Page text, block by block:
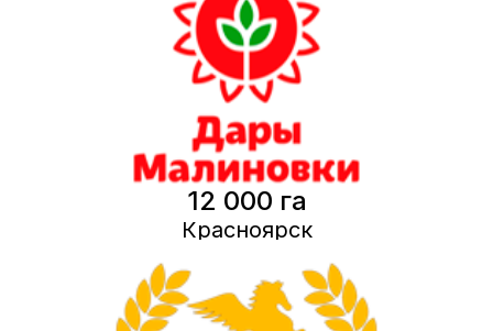
12 000 га
Красноярск